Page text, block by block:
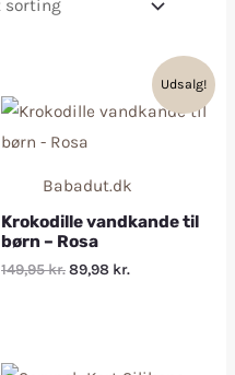
Udsalg!
Babadut.dk
Krokodille vandkande til
børn – Rosa
149,95kr.89,98 kr.